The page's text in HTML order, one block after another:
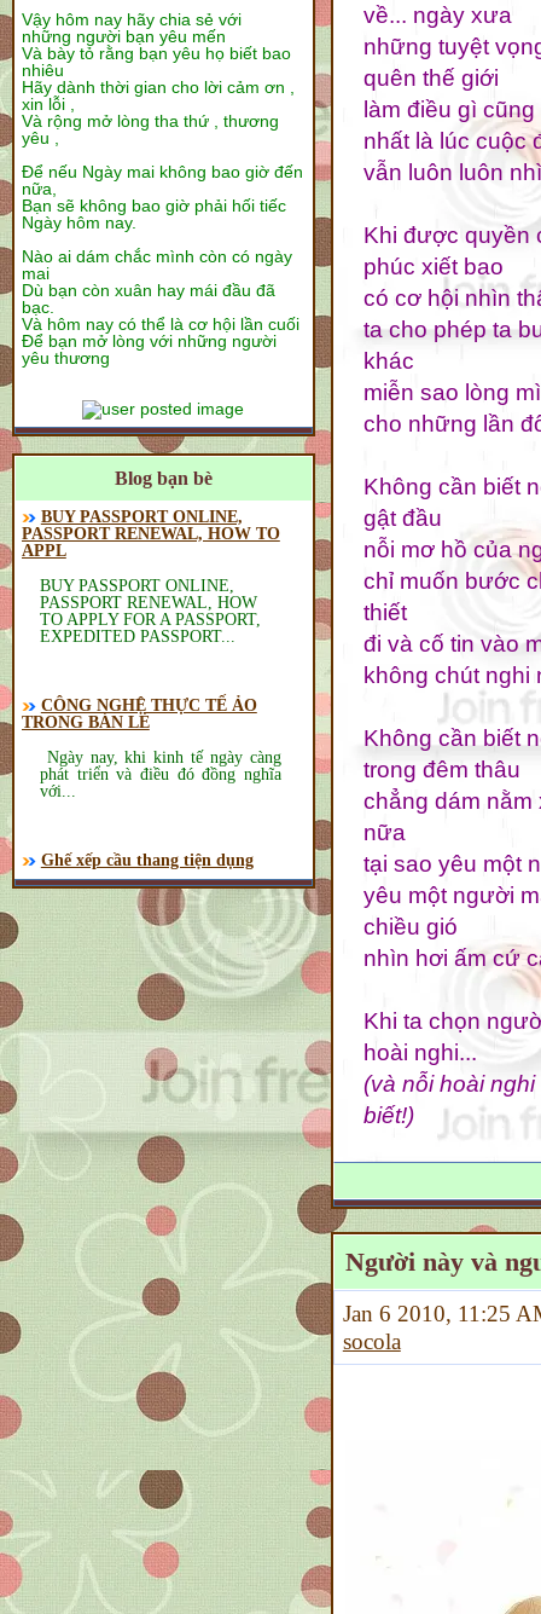
Vậy hôm nay hãy chia sẻ với
những người bạn yêu mến
Và bày tỏ rằng bạn yêu họ biết bao
nhiêu
Hãy dành thời gian cho lời cảm ơn ,
xin lỗi ,
Và rộng mở lòng tha thứ , thương
yêu ,
Để nếu Ngày mai không bao giờ đến
nữa,
Bạn sẽ không bao giờ phải hối tiếc
Ngày hôm nay.
Nào ai dám chắc mình còn có ngày
mai
Dù bạn còn xuân hay mái đầu đã
bạc.
Và hôm nay có thể là cơ hội lần cuối
Để bạn mở lòng với những người
yêu thương
Blog bạn bè
BUY PASSPORT ONLINE,
PASSPORT RENEWAL, HOW TO
APPL
BUY PASSPORT ONLINE,
PASSPORT RENEWAL, HOW
TO APPLY FOR A PASSPORT,
EXPEDITED PASSPORT...
CÔNG NGHỆ THỰC TẾ ẢO
TRONG BÁN LẺ
Ngày nay, khi kinh tế ngày càng
phát triển và điều đó đồng nghĩa
với...
Ghế xếp cầu thang tiện dụng
GHẾ XẾP CẦU THANG-AN
TOÀN-TIỆN DỤNG
Thánh nhân về với quê hương
Nguyễn Quốc Bảo
Vĩnh biệt Đại tướng
VĨNH BIỆT ĐẠI TƯỚNG
về... ngày xưa
những tuyệt
quên thế giới
làm điều gì
nhất là lúc cuộc
vẫn luôn luôn
Khi được quyền
phúc xiết bao
có cơ hội nhìn
ta cho phép ta
khác
miễn sao lòng
cho những lần
Không cần biết
gật đầu
nỗi mơ hồ của
chỉ muốn bước
thiết
đi và cố tin vào
không chút nghi
Không cần biết
trong đêm thâu
chẳng dám
nữa
tại sao yêu một
yêu một người
chiều gió
nhìn hơi ấm cứ
Khi ta chọn
hoài nghi...
(và nỗi hoài
biết!)
Người này và
Jan 6 2010, 11:25
socola